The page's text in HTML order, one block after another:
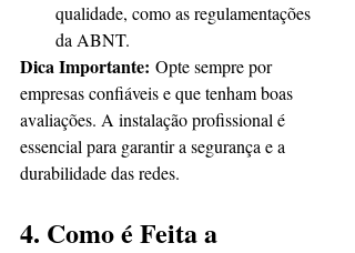
qualidade, como as regulamentações
da ABNT.
Dica Importante: Opte sempre por
empresas confiáveis e que tenham boas
avaliações. A instalação profissional é
essencial para garantir a segurança e a
durabilidade das redes.
4. Como é Feita a